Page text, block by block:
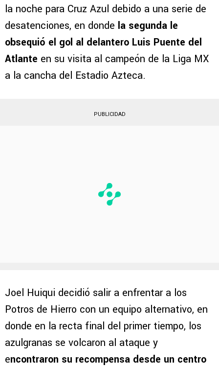
la noche para Cruz Azul debido a una serie de
desatenciones, en donde la segunda le
obsequió el gol al delantero Luis Puente del
Atlante en su visita al campeón de la Liga MX
a la cancha del Estadio Azteca.
PUBLICIDAD
Joel Huiqui decidió salir a enfrentar a los
Potros de Hierro con un equipo alternativo, en
donde en la recta final del primer tiempo, los
azulgranas se volcaron al ataque y
encontraron su recompensa desde un centro